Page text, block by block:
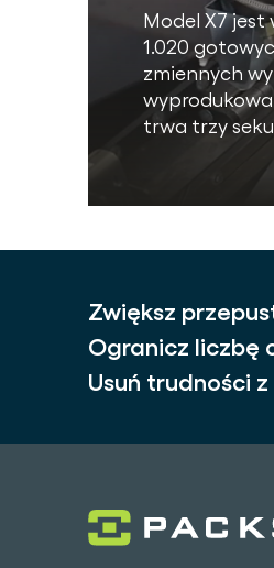
Model X7
1.020
zmiennych
trwa trzy
Zwiększ
Ogranicz liczbę
Usuń trudności